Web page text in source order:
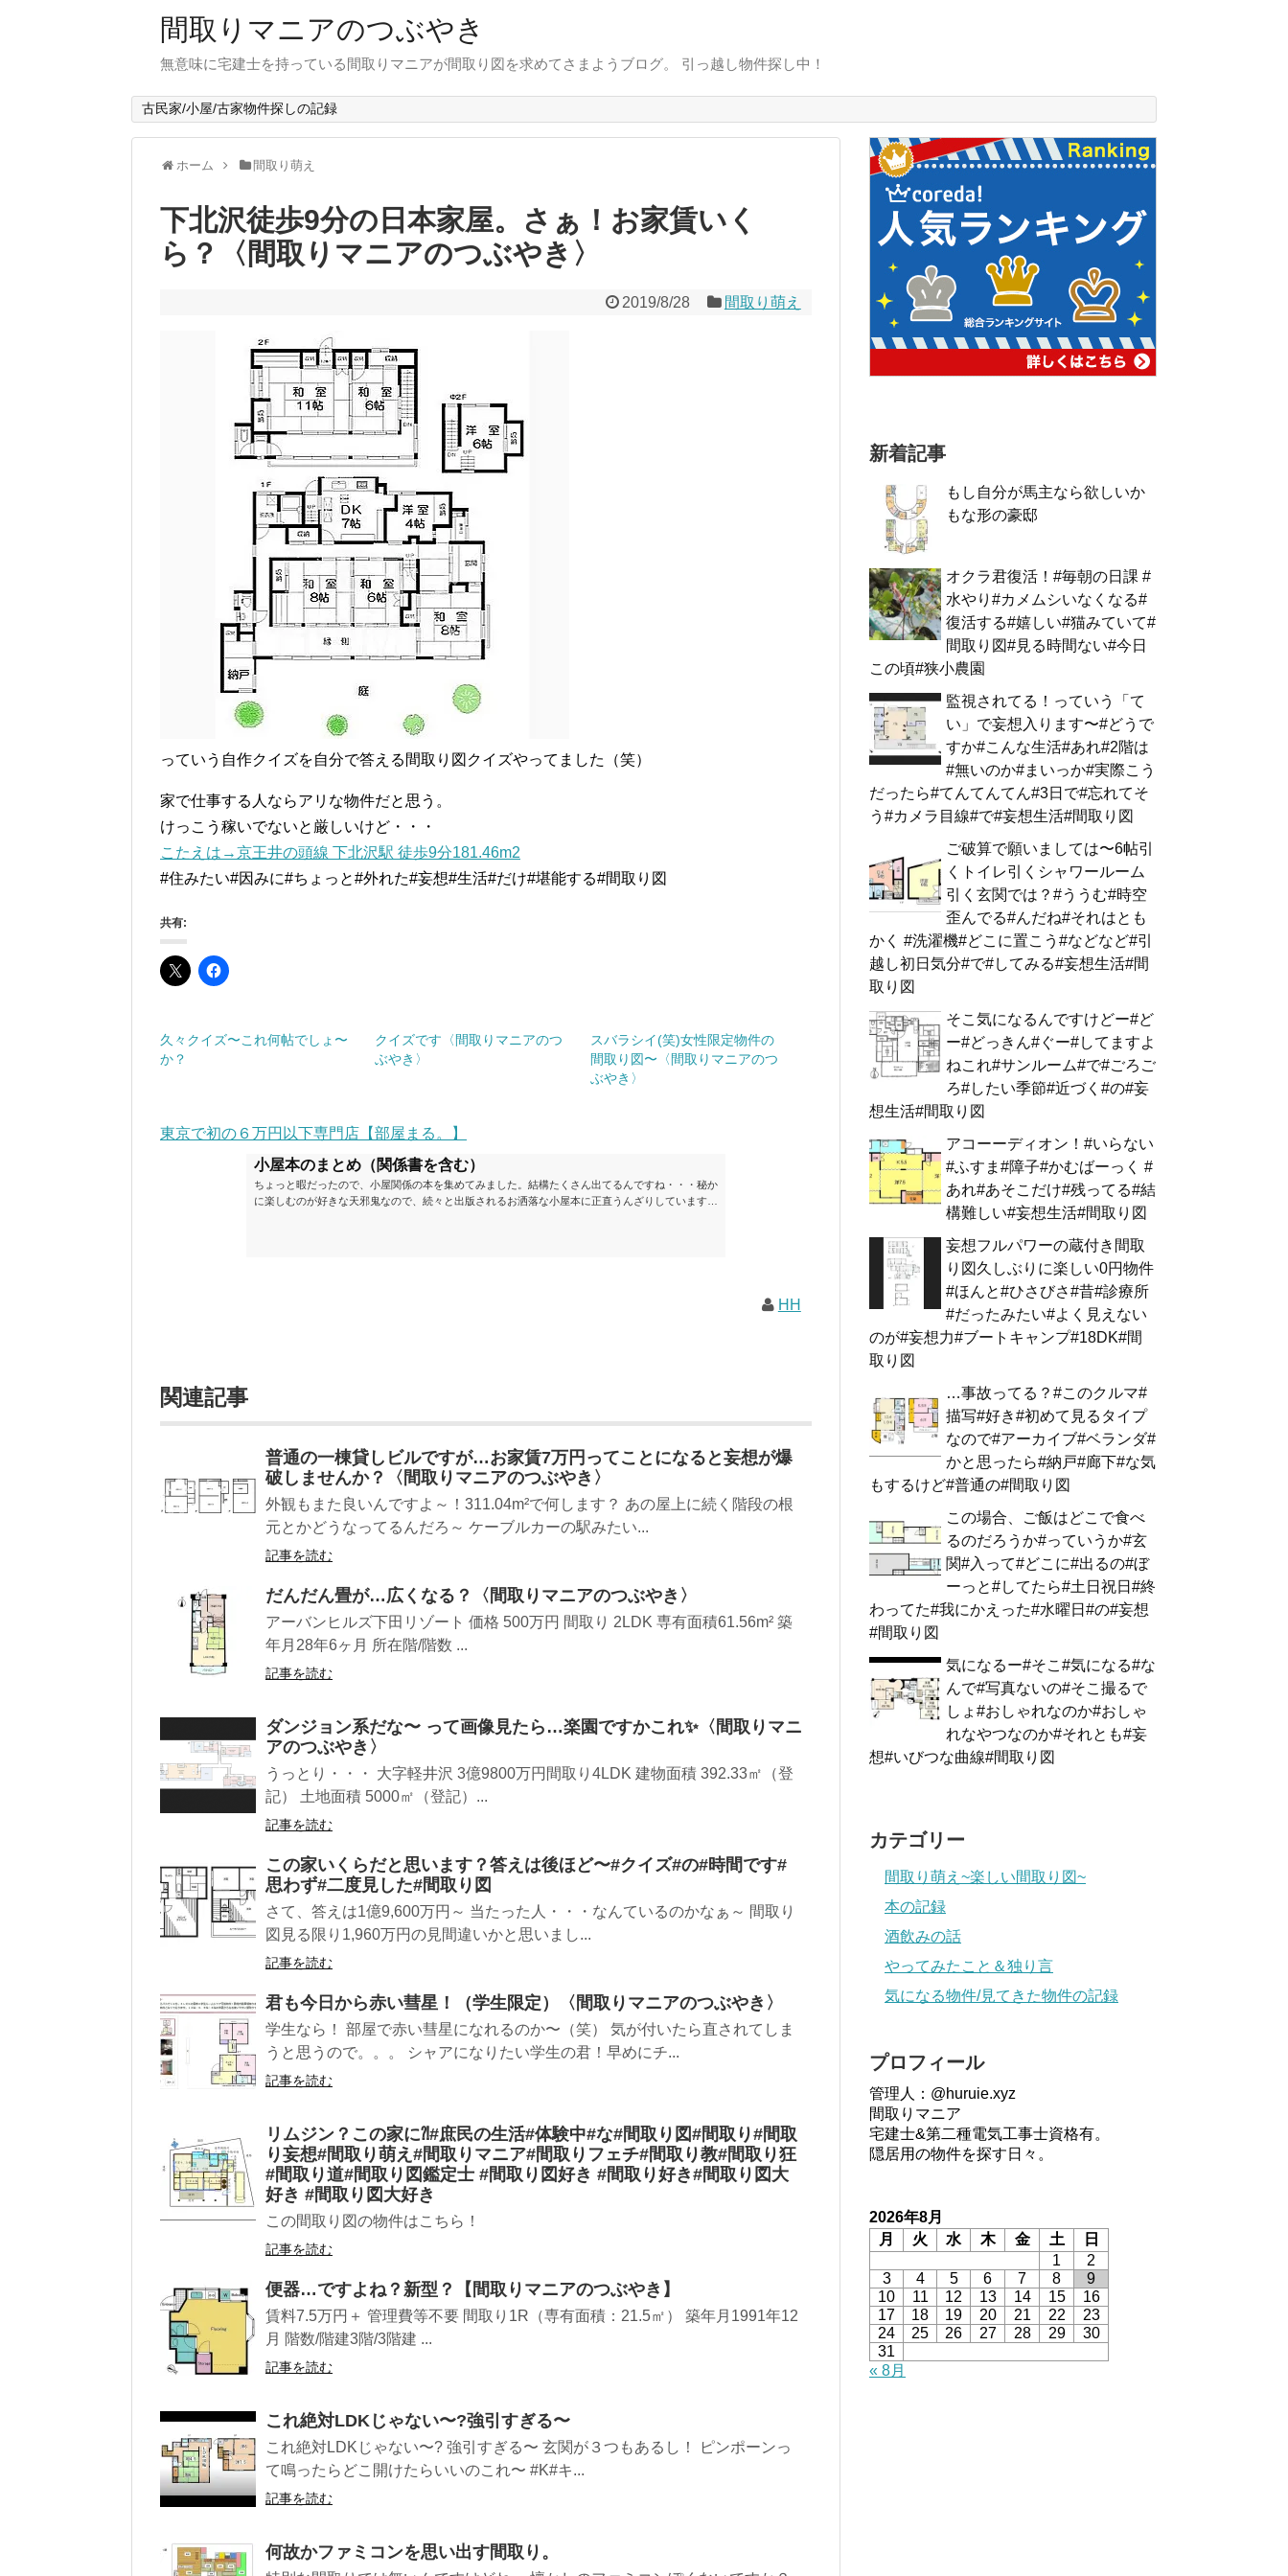
間取りマニアのつぶやき
無意味に宅建士を持っている間取りマニアが間取り図を求めてさまようブログ。 引っ越し物件探し中！
古民家/小屋/古家物件探しの記録
ホーム 間取り萌え
下北沢徒歩9分の日本家屋。さぁ！お家賃いく
ら？〈間取りマニアのつぶやき〉
2019/8/28 間取り萌え
っていう自作クイズを自分で答える間取り図クイズやってました（笑）
家で仕事する人ならアリな物件だと思う。
けっこう稼いでないと厳しいけど・・・
こたえは→京王井の頭線 下北沢駅 徒歩9分181.46m2
#住みたい#因みに#ちょっと#外れた#妄想#生活#だけ#堪能する#間取り図
共有:
久々クイズ〜これ何帖でしょ〜
か？
クイズです〈間取りマニアのつ
ぶやき〉
スバラシイ(笑)女性限定物件の
間取り図〜〈間取りマニアのつ
ぶやき〉
東京で初の６万円以下専門店【部屋まる。】
小屋本のまとめ（関係書を含む）
ちょっと暇だったので、小屋関係の本を集めてみました。結構たくさん出てるんですね・・・秘か
に楽しむのが好きな天邪鬼なので、続々と出版されるお洒落な小屋本に正直うんざりしています
HH
関連記事
普通の一棟貸しビルですが…お家賃7万円ってことになると妄想が爆
破しませんか？〈間取りマニアのつぶやき〉
外観もまた良いんですよ～！311.04m²で何します？ あの屋上に続く階段の根
元とかどうなってるんだろ～ ケーブルカーの駅みたい...
記事を読む
だんだん畳が…広くなる？〈間取りマニアのつぶやき〉
アーバンヒルズ下田リゾート 価格 500万円 間取り 2LDK 専有面積61.56m² 築
年月28年6ヶ月 所在階/階数 ...
記事を読む
ダンジョン系だな〜 って画像見たら…楽園ですかこれ✨〈間取りマニ
アのつぶやき〉
うっとり・・・ 大字軽井沢 3億9800万円間取り4LDK 建物面積 392.33㎡（登
記） 土地面積 5000㎡（登記）...
記事を読む
この家いくらだと思います？答えは後ほど〜#クイズ#の#時間です#
思わず#二度見した#間取り図
さて、答えは1億9,600万円～ 当たった人・・・なんているのかなぁ～ 間取り
図見る限り1,960万円の見間違いかと思いまし...
記事を読む
君も今日から赤い彗星！（学生限定）〈間取りマニアのつぶやき〉
学生なら！ 部屋で赤い彗星になれるのか〜（笑） 気が付いたら直されてしま
うと思うので。。。 シャアになりたい学生の君！早めにチ...
記事を読む
リムジン？この家に⁈#庶民の生活#体験中#な#間取り図#間取り#間取
り妄想#間取り萌え#間取りマニア#間取りフェチ#間取り教#間取り狂
#間取り道#間取り図鑑定士 #間取り図好き #間取り好き#間取り図大
好き #間取り図大好き
この間取り図の物件はこちら！
記事を読む
便器…ですよね？新型？【間取りマニアのつぶやき】
賃料7.5万円＋ 管理費等不要 間取り1R（専有面積：21.5㎡） 築年月1991年12
月 階数/階建3階/3階建 ...
記事を読む
これ絶対LDKじゃない〜?強引すぎる〜
これ絶対LDKじゃない〜? 強引すぎる〜 玄関が３つもあるし！ ピンポーンっ
て鳴ったらどこ開けたらいいのこれ〜 #K#キ...
記事を読む
何故かファミコンを思い出す間取り。
新着記事
もし自分が馬主なら欲しいか
もな形の豪邸
オクラ君復活！#毎朝の日課 #
水やり#カメムシいなくなる#
復活する#嬉しい#猫みていて#
間取り図#見る時間ない#今日
この頃#狭小農園
監視されてる！っていう「て
い」で妄想入ります〜#どうで
すか#こんな生活#あれ#2階は
#無いのか#まいっか#実際こう
だったら#てんてんてん#3日で#忘れてそ
う#カメラ目線#で#妄想生活#間取り図
ご破算で願いましては〜6帖引
くトイレ引くシャワールーム
引く玄関では？#ううむ#時空
歪んでる#んだね#それはとも
かく #洗濯機#どこに置こう#などなど#引
越し初日気分#で#してみる#妄想生活#間
取り図
そこ気になるんですけどー#ど
ー#どっきん#ぐー#してますよ
ねこれ#サンルーム#で#ごろご
ろ#したい季節#近づく#の#妄
想生活#間取り図
アコーーディオン！#いらない
#ふすま#障子#かむばーっく #
あれ#あそこだけ#残ってる#結
構難しい#妄想生活#間取り図
妄想フルパワーの蔵付き間取
り図久しぶりに楽しい0円物件
#ほんと#ひさびさ#昔#診療所
#だったみたい#よく見えない
のが#妄想力#ブートキャンプ#18DK#間
取り図
…事故ってる？#このクルマ#
描写#好き#初めて見るタイプ
なので#アーカイブ#ベランダ#
かと思ったら#納戸#廊下#な気
もするけど#普通の#間取り図
この場合、ご飯はどこで食べ
るのだろうか#っていうか#玄
関#入って#どこに#出るの#ぼ
ーっと#してたら#土日祝日#終
わってた#我にかえった#水曜日#の#妄想
#間取り図
気になるー#そこ#気になる#な
んで#写真ないの#そこ撮るで
しょ#おしゃれなのか#おしゃ
れなやつなのか#それとも#妄
想#いびつな曲線#間取り図
カテゴリー
間取り萌え~楽しい間取り図~
本の記録
酒飲みの話
やってみたこと＆独り言
気になる物件/見てきた物件の記録
プロフィール
管理人：@huruie.xyz
間取りマニア
宅建士&第二種電気工事士資格有。
隠居用の物件を探す日々。
2026年8月
月
火 水 木 金 土
日
1
2
3
4 5 6 7 8
9
10
11 12 13 14 15
16
17
18 19 20 21 22
23
24
25 26 27 28 29
30
31
« 8月